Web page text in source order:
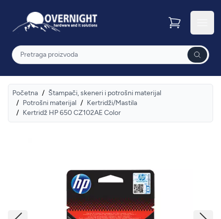
Overnight
Pretraga
Početna / Štampači, skeneri i potrošni materijal
/ Potrošni materijal / Kertridži/Mastila
/ Kertridž HP 650 CZ102AE Color